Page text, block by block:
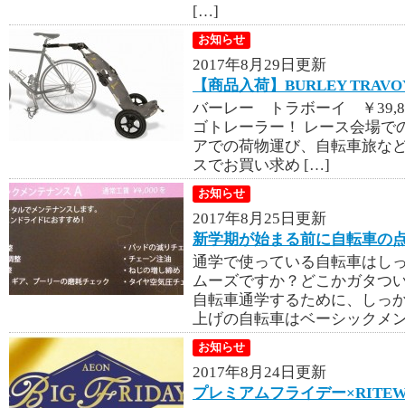
[…]
お知らせ
2017年8月29日更新
【商品入荷】BURLEY
バーレー トラボーイ ￥
ゴトレーラー！ レース会場で
アでの荷物運び、自転車旅
スでお買い求め […]
お知らせ
2017年8月25日更新
新学期が始まる前に自転車の
通学で使っている自転車はし
ムーズですか？どこかガタつ
自転車通学するために、しっ
上げの自転車はベーシックメ
お知らせ
2017年8月24日更新
プレミアムフライデー